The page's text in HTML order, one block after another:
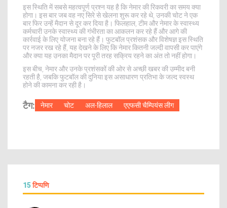
इस स्थिति में सबसे महत्वपूर्ण प्रश्न यह है कि नेमार की रिकवरी का समय क्या
होगा। इस बार जब वह नए सिरे से खेलना शुरू कर रहे थे, उनकी चोट ने एक
बार फिर उन्हें मैदान से दूर कर दिया है। फिलहाल, टीम और नेमार के स्वास्थ्य
कर्मचारी उनके स्वास्थ्य की गंभीरता का आकलन कर रहे हैं और आगे की
कार्रवाई के लिए योजना बना रहे हैं। फुटबॉल प्रशंसक और विशेषज्ञ इस स्थिति
पर नजर रख रहे हैं, यह देखने के लिए कि नेमार कितनी जल्दी वापसी कर पाएंगे
और क्या यह उनका मैदान पर पूरी तरह सक्रिय रहने का अंत तो नहीं होगा।
इस बीच, नेमार और उनके प्रशंसकों की ओर से अच्छी खबर की उम्मीद बनी
रहती है, जबकि फुटबॉल की दुनिया इस असाधारण प्रतिभा के जल्द स्वस्थ
होने की कामना कर रही है।
टैग: नेमार चोट अल-हिलाल एएफसी चैम्पियंस लीग
15टिप्पणि